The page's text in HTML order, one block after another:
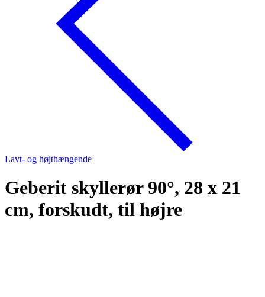
Lavt- og højthængende
Geberit skyllerør 90°, 28 x 21
cm, forskudt, til højre